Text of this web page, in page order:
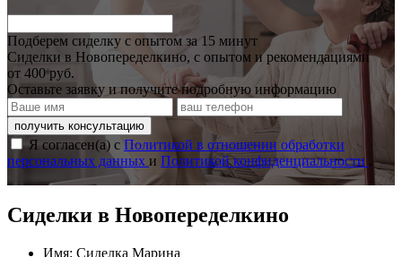
Подберем сиделку с опытом за 15 минут
Сиделки в Новопеределкино, с опытом и рекомендациями
от 400 руб.
Оставьте заявку и получите подробную информацию
получить консультацию
Я согласен(а) с Политикой в отношении обработки
персональных данных и Политикой конфиденциальности
Сиделки в Новопеределкино
Имя: Сиделка Марина